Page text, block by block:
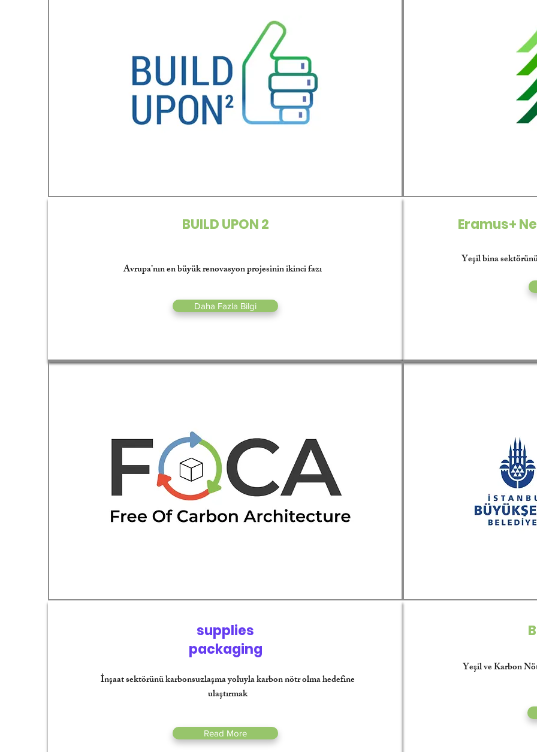
BUILD UPON 2
Avrupa’nın en büyük renovasyon projesinin ikinci fazı
Daha Fazla Bilgi
Eramus+
Yeşil bina
supplies
packaging
İnşaat sektörünü karbonsuzlaşma yoluyla karbon nötr olma hedefine
ulaştırmak
Read More
Yeşil ve Karbon